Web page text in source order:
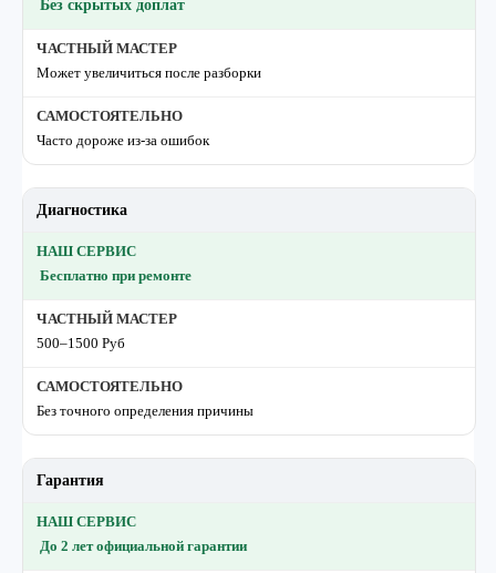
Без скрытых доплат
Может увеличиться после разборки
Часто дороже из-за ошибок
Диагностика
Бесплатно при ремонте
500–1500 Руб
Без точного определения причины
Гарантия
До 2 лет официальной гарантии